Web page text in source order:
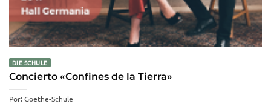
DIE SCHULE
Concierto «Confines de la Tierra»
Por: Goethe-Schule